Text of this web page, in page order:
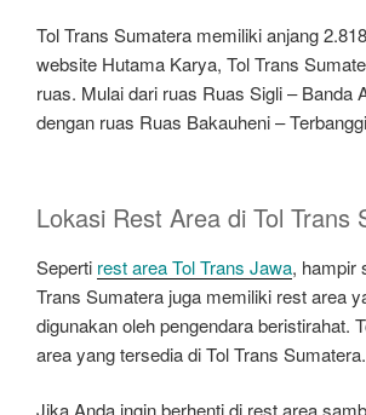
Tol Trans Sumatera memiliki anjang
website Hutama Karya, Tol Trans
ruas. Mulai dari ruas Ruas Sigli – Banda
dengan ruas Ruas Bakauheni –
Lokasi Rest Area di Tol Trans
Seperti rest area Tol Trans Jawa, hampir
Trans Sumatera juga memiliki rest area
digunakan oleh pengendara beristirahat.
area yang tersedia di Tol Trans Sumatera.
Jika Anda ingin berhenti di rest area